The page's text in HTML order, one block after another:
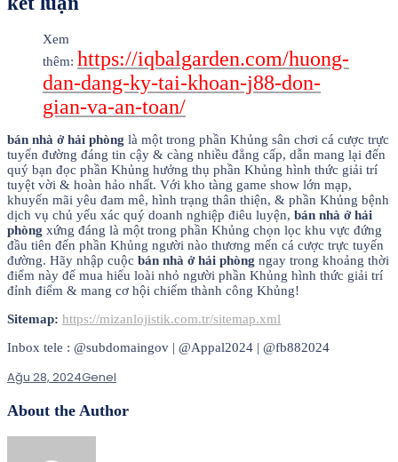
Xem
thêm: https://iqbalgarden.com/huong-
dan-dang-ky-tai-khoan-j88-don-
gian-va-an-toan/
bán nhà ở hải phòng là một trong phần Khủng sân chơi cá cược trực
tuyến đường đáng tin cậy & càng nhiều đẳng cấp, dẫn mang lại đến
quý bạn đọc phần Khủng hưởng thụ phần Khủng hình thức giải trí
tuyệt vời & hoàn hảo nhất. Với kho tàng game show lớn mạp,
khuyến mãi yêu đam mê, hình trạng thân thiện, & phần Khủng bệnh
dịch vụ chủ yếu xác quý doanh nghiệp điêu luyện, bán nhà ở hải
phòng xứng đáng là một trong phần Khủng chọn lọc khu vực đứng
đầu tiên đến phần Khủng người nào thương mến cá cược trực tuyến
đường. Hãy nhập cuộc bán nhà ở hải phòng ngay trong khoảng thời
điểm này để mua hiểu loài nhỏ người phần Khủng hình thức giải trí
đỉnh điểm & mang cơ hội chiếm thành công Khủng!
Sitemap: https://mizanlojistik.com.tr/sitemap.xml
Inbox tele : @subdomaingov | @Appal2024 | @fb882024
Ağu 28, 2024Genel
About the Author